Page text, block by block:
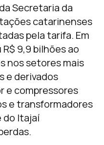
Secretaria da
catarinenses
pela tarifa. Em
9,9 bilhões ao
nos setores mais
e derivados
e compressores
e transformadores
do Itajaí